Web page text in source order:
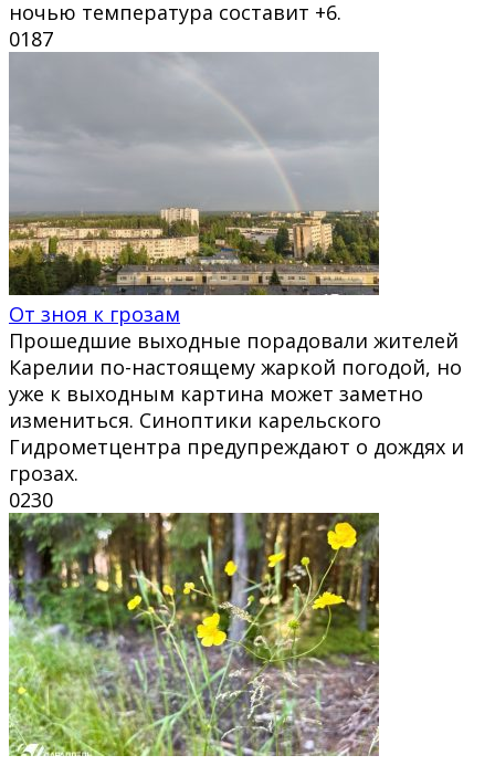
ночью температура составит +6.
0187
От зноя к грозам
Прошедшие выходные порадовали жителей
Карелии по-настоящему жаркой погодой, но
уже к выходным картина может заметно
измениться. Синоптики карельского
Гидрометцентра предупреждают о дождях и
грозах.
0230